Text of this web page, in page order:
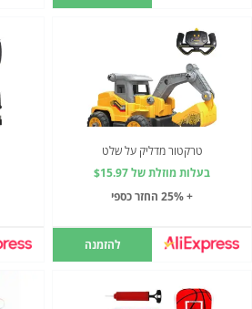
טרקטור מדליק על שלט
בעלות מוזלת של $15.97
+ 25% החזר כספי
להזמנה